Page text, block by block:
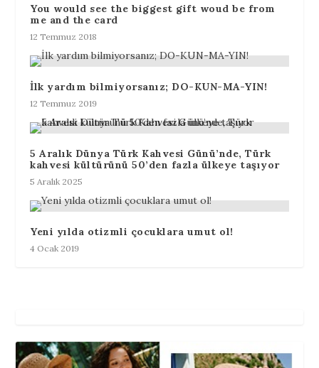
You would see the biggest gift woud be from
me and the card
12 Temmuz 2018
İlk yardım bilmiyorsanız; DO-KUN-MA-YIN!
12 Temmuz 2019
5 Aralık Dünya Türk Kahvesi Günü’nde, Türk
kahvesi kültürünü 50’den fazla ülkeye taşıyor
5 Aralık 2025
Yeni yılda otizmli çocuklara umut ol!
4 Ocak 2019